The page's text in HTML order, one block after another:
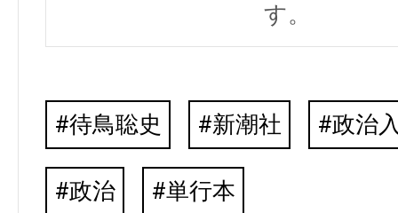
す。
待鳥聡史 新潮社 政治
政治 単行本